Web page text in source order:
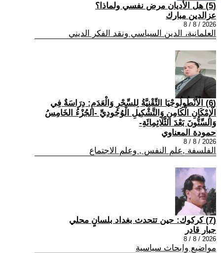
(5) هل الأديان مرض نفسي ولماذا؟
عزالدين مبارك
2026 / 8 / 8
العلمانية، الدين السياسي ونقد الفكر الديني
(6) الْأَنْطُولُوجْيَا التِّقْنِيَّةُ لِلسِّحْرِ وَالْعَدَمِ: دِرَاسَةٌ فِي
الْإِمْكَانِ الْكَامِنِ وَالتَّشْكِيلِ الْوُجُودِيِّ -الجُزْءُ الخَامِسُ
وَالسِّتُّونَ بَعْدَ الثَّلَاثِمِائَةِ-
حمودة المعناوي
2026 / 8 / 8
الفلسفة ,علم النفس , وعلم الاجتماع
(7) كركوك: حين تتحدث بغداد بلسانٍ محلي
جبار قادر
2026 / 8 / 8
مواضيع وابحاث سياسية